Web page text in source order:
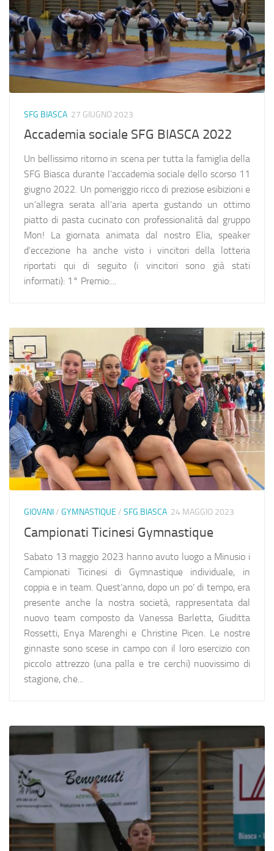
SFG BIASCA 27 GIUGNO 2023
Accademia sociale SFG BIASCA 2022
Un bellissimo ritorno in scena per tutta la famiglia della
SFG Biasca durante l’accademia sociale dello scorso 11
giugno 2022. Un pomeriggio ricco di preziose esibizioni e
un’allegra serata all’aria aperta gustando un ottimo
piatto di pasta cucinato con professionalità dal gruppo
Mon! La giornata animata dal nostro Elia, speaker
d’eccezione ha anche visto i vincitori della lotteria
riportati qui di seguito (i vincitori sono già stati
informati): 1° Premio:...
GIOVANI/ GYMNASTIQUE / SFG BIASCA 24 MAGGIO 2023
Campionati Ticinesi Gymnastique
Sabato 13 maggio 2023 hanno avuto luogo a Minusio i
Campionati Ticinesi di Gymnastique individuale, in
coppia e in team. Quest’anno, dopo un po’ di tempo, era
presente anche la nostra società, rappresentata dal
nuovo team composto da Vanessa Barletta, Giuditta
Rossetti, Enya Marenghi e Christine Picen. Le nostre
ginnaste sono scese in campo con il loro esercizio con
piccolo attrezzo (una palla e tre cerchi) nuovissimo di
stagione, che...